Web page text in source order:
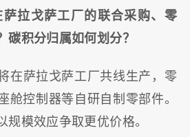
萨拉戈萨工厂的联合采购、零
碳积分归属如何划分？
在萨拉戈萨工厂共线生产，零
舱控制器等自研自制零部件。
规模效应争取更优价格。